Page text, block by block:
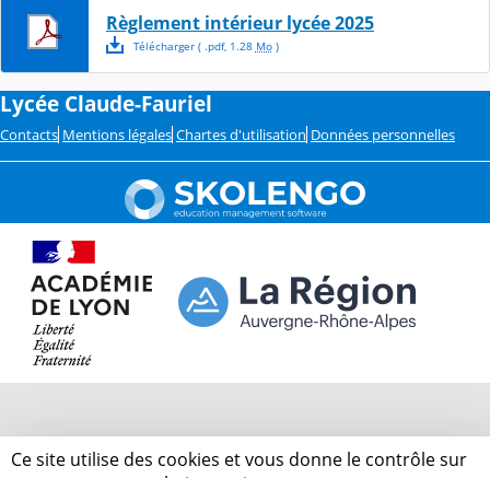
Règlement intérieur lycée 2025
Télécharger( .pdf, 1.28 Mo)
Lycée Claude-Fauriel
Contacts Mentions légales Chartes d'utilisation Données personnelles
Ce site utilise des cookies et vous donne le contrôle sur